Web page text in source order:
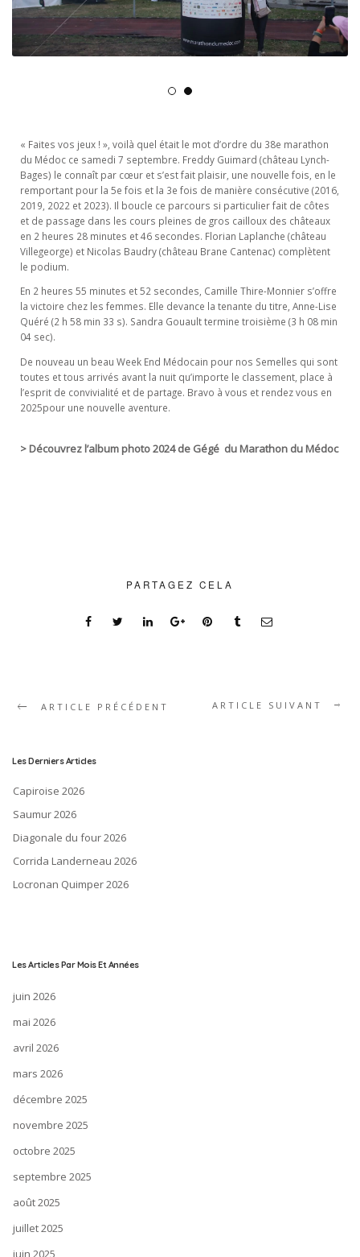
« Faites vos jeux ! », voilà quel était le mot d’ordre du 38e marathon
du Médoc ce samedi 7 septembre. Freddy Guimard (château Lynch-
Bages) le connaît par cœur et s’est fait plaisir, une nouvelle fois, en le
remportant pour la 5e fois et la 3e fois de manière consécutive (2016,
2019, 2022 et 2023). Il boucle ce parcours si particulier fait de côtes
et de passage dans les cours pleines de gros cailloux des châteaux
en 2 heures 28 minutes et 46 secondes. Florian Laplanche (château
Villegeorge) et Nicolas Baudry (château Brane Cantenac) complètent
le podium.
En 2 heures 55 minutes et 52 secondes, Camille Thire-Monnier s’offre
la victoire chez les femmes. Elle devance la tenante du titre, Anne-Lise
Quéré (2 h 58 min 33 s). Sandra Gouault termine troisième (3 h 08 min
04 sec).
De nouveau un beau Week End Médocain pour nos Semelles qui sont
toutes et tous arrivés avant la nuit qu’importe le classement, place à
l’esprit de convivialité et de partage. Bravo à vous et rendez vous en
2025pour une nouvelle aventure.
> Découvrez l’album photo 2024 de Gégé du Marathon du Médoc
PARTAGEZ CELA
ARTICLE PRÉCÉDENT ARTICLE SUIVANT
Les Derniers Articles
Capiroise 2026
Saumur 2026
Diagonale du four 2026
Corrida Landerneau 2026
Locronan Quimper 2026
Les Articles Par Mois Et Années
juin 2026
mai 2026
avril 2026
mars 2026
décembre 2025
novembre 2025
octobre 2025
septembre 2025
août 2025
juillet 2025
juin 2025